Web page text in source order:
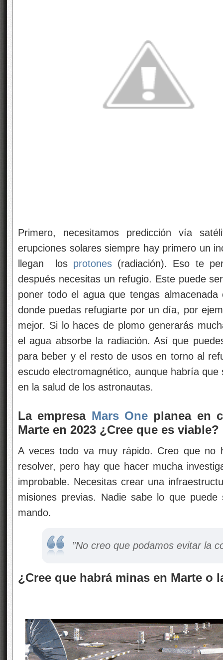
Primero, necesitamos predicción vía
erupciones solares siempre hay primero un
llegan los protones(radiación). Eso te
después necesitas un refugio. Este puede
poner todo el agua que tengas
donde puedas refugiarte por un día, por
mejor. Si lo haces de plomo generarás
el agua absorbe la radiación. Así que
para beber y el resto de usos en torno al
escudo electromagnético, aunque habría
en la salud de los astronautas.
La empresa Mars Oneplanea en
Marte en 2023 ¿Cree que es viable?
A veces todo va muy rápido. Creo que no
resolver, pero hay que hacer mucha
improbable. Necesitas crear una
misiones previas. Nadie sabe lo que
mando.
”No creo que podamos evitar la
¿Cree que habrá minas en Marte o